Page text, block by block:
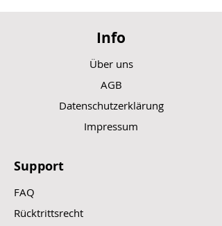
Info
Über uns
AGB
Datenschutzerklärung
Impressum
Support
FAQ
Rücktrittsrecht